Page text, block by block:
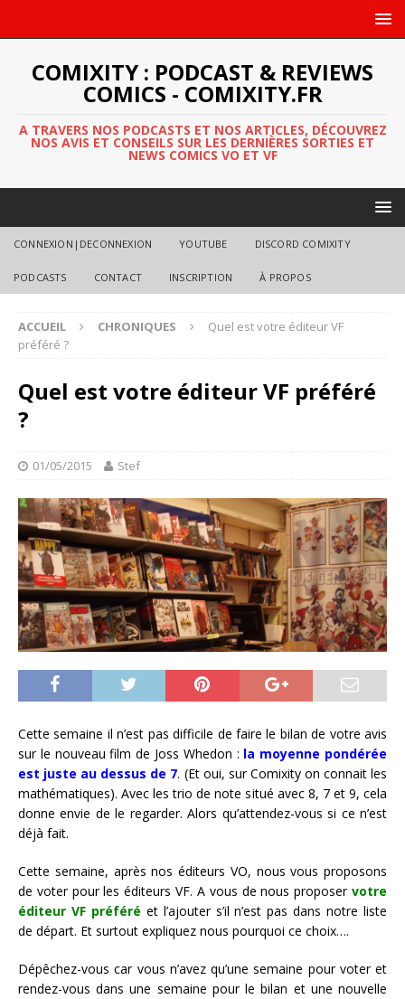
COMIXITY : PODCAST & REVIEWS
COMICS - COMIXITY.FR
A TRAVERS NOS PODCASTS ET NOS ARTICLES, DÉCOUVREZ
NOS AVIS ET CONSEILS SUR LES DERNIÈRES SORTIES ET
NEWS COMICS VO ET VF
CONNEXION|DECONNEXION YOUTUBE DISCORD COMIXITY
PODCASTS CONTACT INSCRIPTION À PROPOS
ACCUEIL CHRONIQUES
Quel est votre éditeur VF
préféré ?
Quel est votre éditeur VF préféré
?
01/05/2015 Stef
Cette semaine il n’est pas difficile de faire le bilan de votre avis
sur le nouveau film de Joss Whedon : la moyenne pondérée
est juste au dessus de 7. (Et oui, sur Comixity on connait les
mathématiques). Avec les trio de note situé avec 8, 7 et 9, cela
donne envie de le regarder. Alors qu’attendez-vous si ce n’est
déjà fait.
Cette semaine, après nos éditeurs VO, nous vous proposons
de voter pour les éditeurs VF. A vous de nous proposer votre
éditeur VF préféré et l’ajouter s’il n’est pas dans notre liste
de départ. Et surtout expliquez nous pourquoi ce choix….
Dépêchez-vous car vous n’avez qu’une semaine pour voter et
rendez-vous dans une semaine pour le bilan et une nouvelle